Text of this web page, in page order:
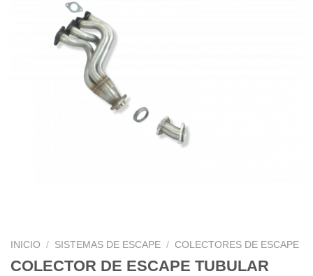
INICIO / SISTEMAS DE ESCAPE / COLECTORES DE ESCAPE
COLECTOR DE ESCAPE TUBULAR